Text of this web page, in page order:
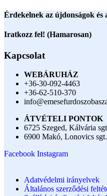
Érdekelnek az újdonságok és
Iratkozz fel! (Hamarosan)
Kapcsolat
WEBÁRUHÁZ
+36-30-092-4463
+36-62-510-370
ÁTVÉTELI PONTOK
6725 Szeged, Kálvária
6900 Makó, Lonovics
Facebook Instagram
Adatvédelmi irányelvek
Általános szerződési